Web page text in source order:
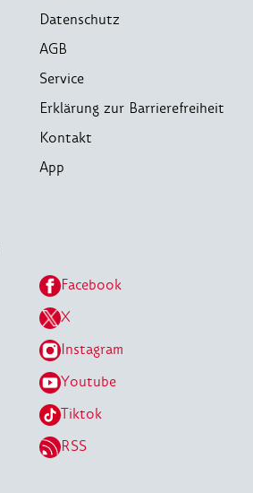
Datenschutz
AGB
Service
Erklärung zur Barrierefreiheit
Kontakt
App
Facebook
X
Instagram
Youtube
Tiktok
RSS